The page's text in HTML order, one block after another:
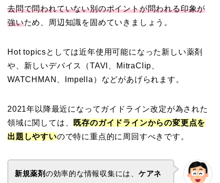
去問で問われていない別のポイントが問われる印象が
強いため、周辺知識を固めていきましょう。
Hot topicsとしては近年使用可能になった新しい薬剤
や、新しいデバイス（TAVI、MitraClip、
WATCHMAN、Impella）などがあげられます。
2021年以降最近になってガイドライン改定が為された
領域に関しては、
既存のガイドラインからの変更点を
出題しやすいので特に重点的に周回すべきです。
新規薬剤 の効率的な情報収集には、 ケアネ